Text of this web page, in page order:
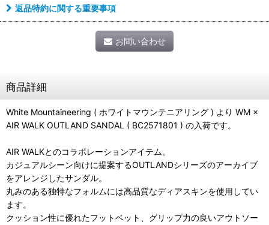
返品特約に関する重要事項
お問い合わせ
商品詳細
White Mountaineering ( ホワイトマウンテニアリング ) より WM ×
AIR WALK OUTLAND SANDAL ( BC2571801 ) の入荷です。
AIR WALKとのコラボレーションアイテム。
カジュアルシーン向けに提案するOUTLANDシリーズのアーカイブ
をアレンジしたサンダル。
丸みのある独特なフォルムには高品質なディアスキンを使用してい
ます。
クッション性に優れたフットベット、グリップ力の良いアウトソー